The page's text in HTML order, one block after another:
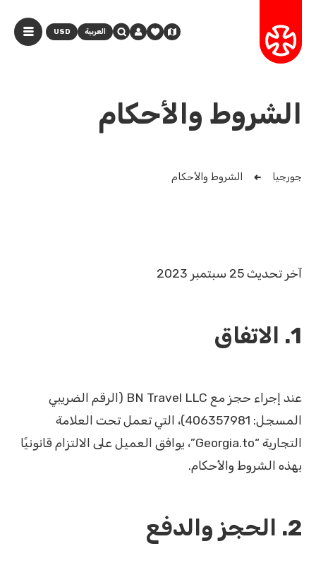
العربية USD
الشروط والأحكام
جورجيا الشروط والأحكام
آخر تحديث 25 سبتمبر 2023
1. الاتفاق
عند إجراء حجز مع BN Travel LLC (الرقم الضريبي
المسجل: 406357981)، التي تعمل تحت العلامة
التجارية “Georgia.to”، يوافق العميل على الالتزام قانونيًا
بهذه الشروط والأحكام.
2. الحجز والدفع